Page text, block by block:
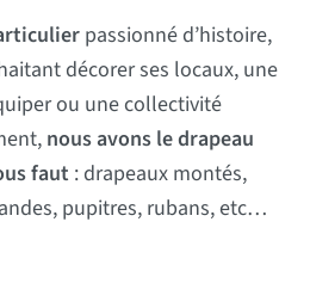
passionné d’histoire,
décorer ses locaux, une
ou une collectivité
nous avons le drapeau
faut : drapeaux montés,
pupitres, rubans, etc…